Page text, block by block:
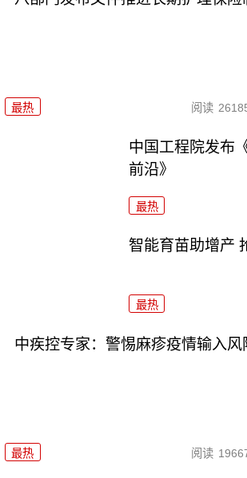
最热 阅读
中国工程院发布
前沿》
最热
智能育苗助增产
最热
中疾控专家：警惕麻疹疫情输入风
最热 阅读